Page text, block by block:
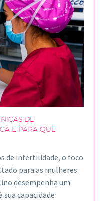
DE
E PARA QUE
de infertilidade, o foco
para as mulheres.
desempenha um
capacidade